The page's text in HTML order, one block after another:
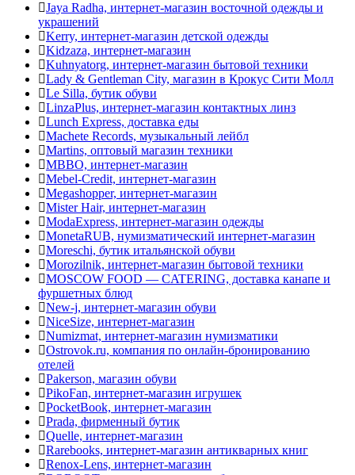
Jaya Radha, интернет-магазин восточной одежды и
украшений
Kerry, интернет-магазин детской одежды
Kidzaza, интернет-магазин
Kuhnyatorg, интернет-магазин бытовой техники
Lady & Gentleman Сity, магазин в Крокус Сити Молл
Le Silla, бутик обуви
LinzaPlus, интернет-магазин контактных линз
Lunch Express, доставка еды
Machete Records, музыкальный лейбл
Martins, оптовый магазин техники
MBBO, интернет-магазин
Mebel-Credit, интернет-магазин
Megashopper, интернет-магазин
Mister Hair, интернет-магазин
ModaExpress, интернет-магазин одежды
MonetaRUB, нумизматический интернет-магазин
Moreschi, бутик итальянской обуви
Morozilnik, интернет-магазин бытовой техники
MOSCOW FOOD — CATERING, доставка канапе и
фуршетных блюд
New-j, интернет-магазин обуви
NiceSize, интернет-магазин
Numizmat, интернет-магазин нумизматики
Ostrovok.ru, компания по онлайн-бронированию
отелей
Pakerson, магазин обуви
PikoFan, интернет-магазин игрушек
PocketBook, интернет-магазин
Prada, фирменный бутик
Quelle, интернет-магазин
Rarebooks, интернет-магазин антикварных книг
Renox-Lens, интернет-магазин